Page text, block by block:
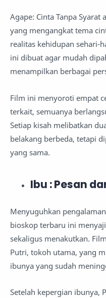
Agape: Cinta Tanpa
yang mengangkat tema
realitas kehidupan sehari-
ini dibuat agar mudah
menampilkan berbagai
Film ini menyoroti empat
terkait, semuanya
Setiap kisah melibatkan
belakang berbeda, tetapi
yang sama.
Ibu : Pesan
Menyuguhkan
bioskop terbaru ini
sekaligus menakutkan.
Putri, tokoh utama, yang
ibunya yang sudah
Setelah kepergian ibunya,